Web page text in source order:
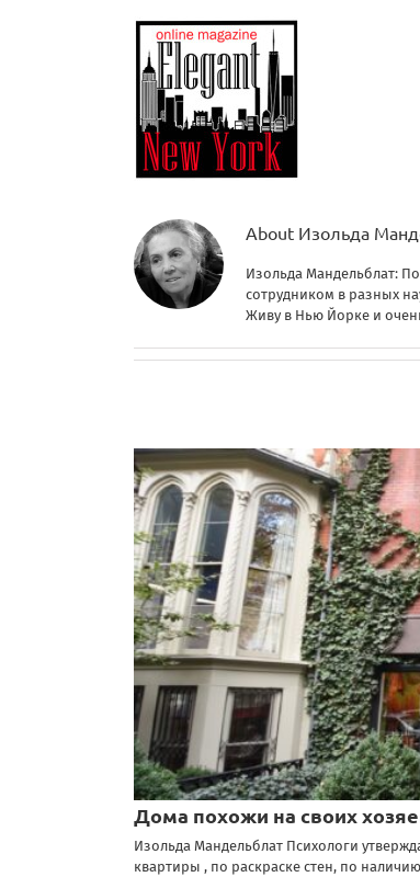
About Изольда
Изольда Мандельблат:
сотрудником в разных
Живу в Нью Йорке и
Дома похожи на своих
Изольда Мандельблат Психологи
квартиры , по раскраске стен, по